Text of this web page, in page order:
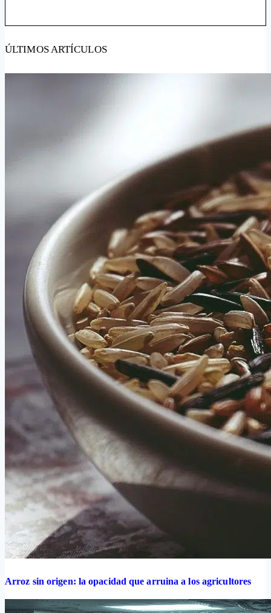
ÚLTIMOS ARTÍCULOS
Arroz sin origen: la opacidad que arruina a los agricultores